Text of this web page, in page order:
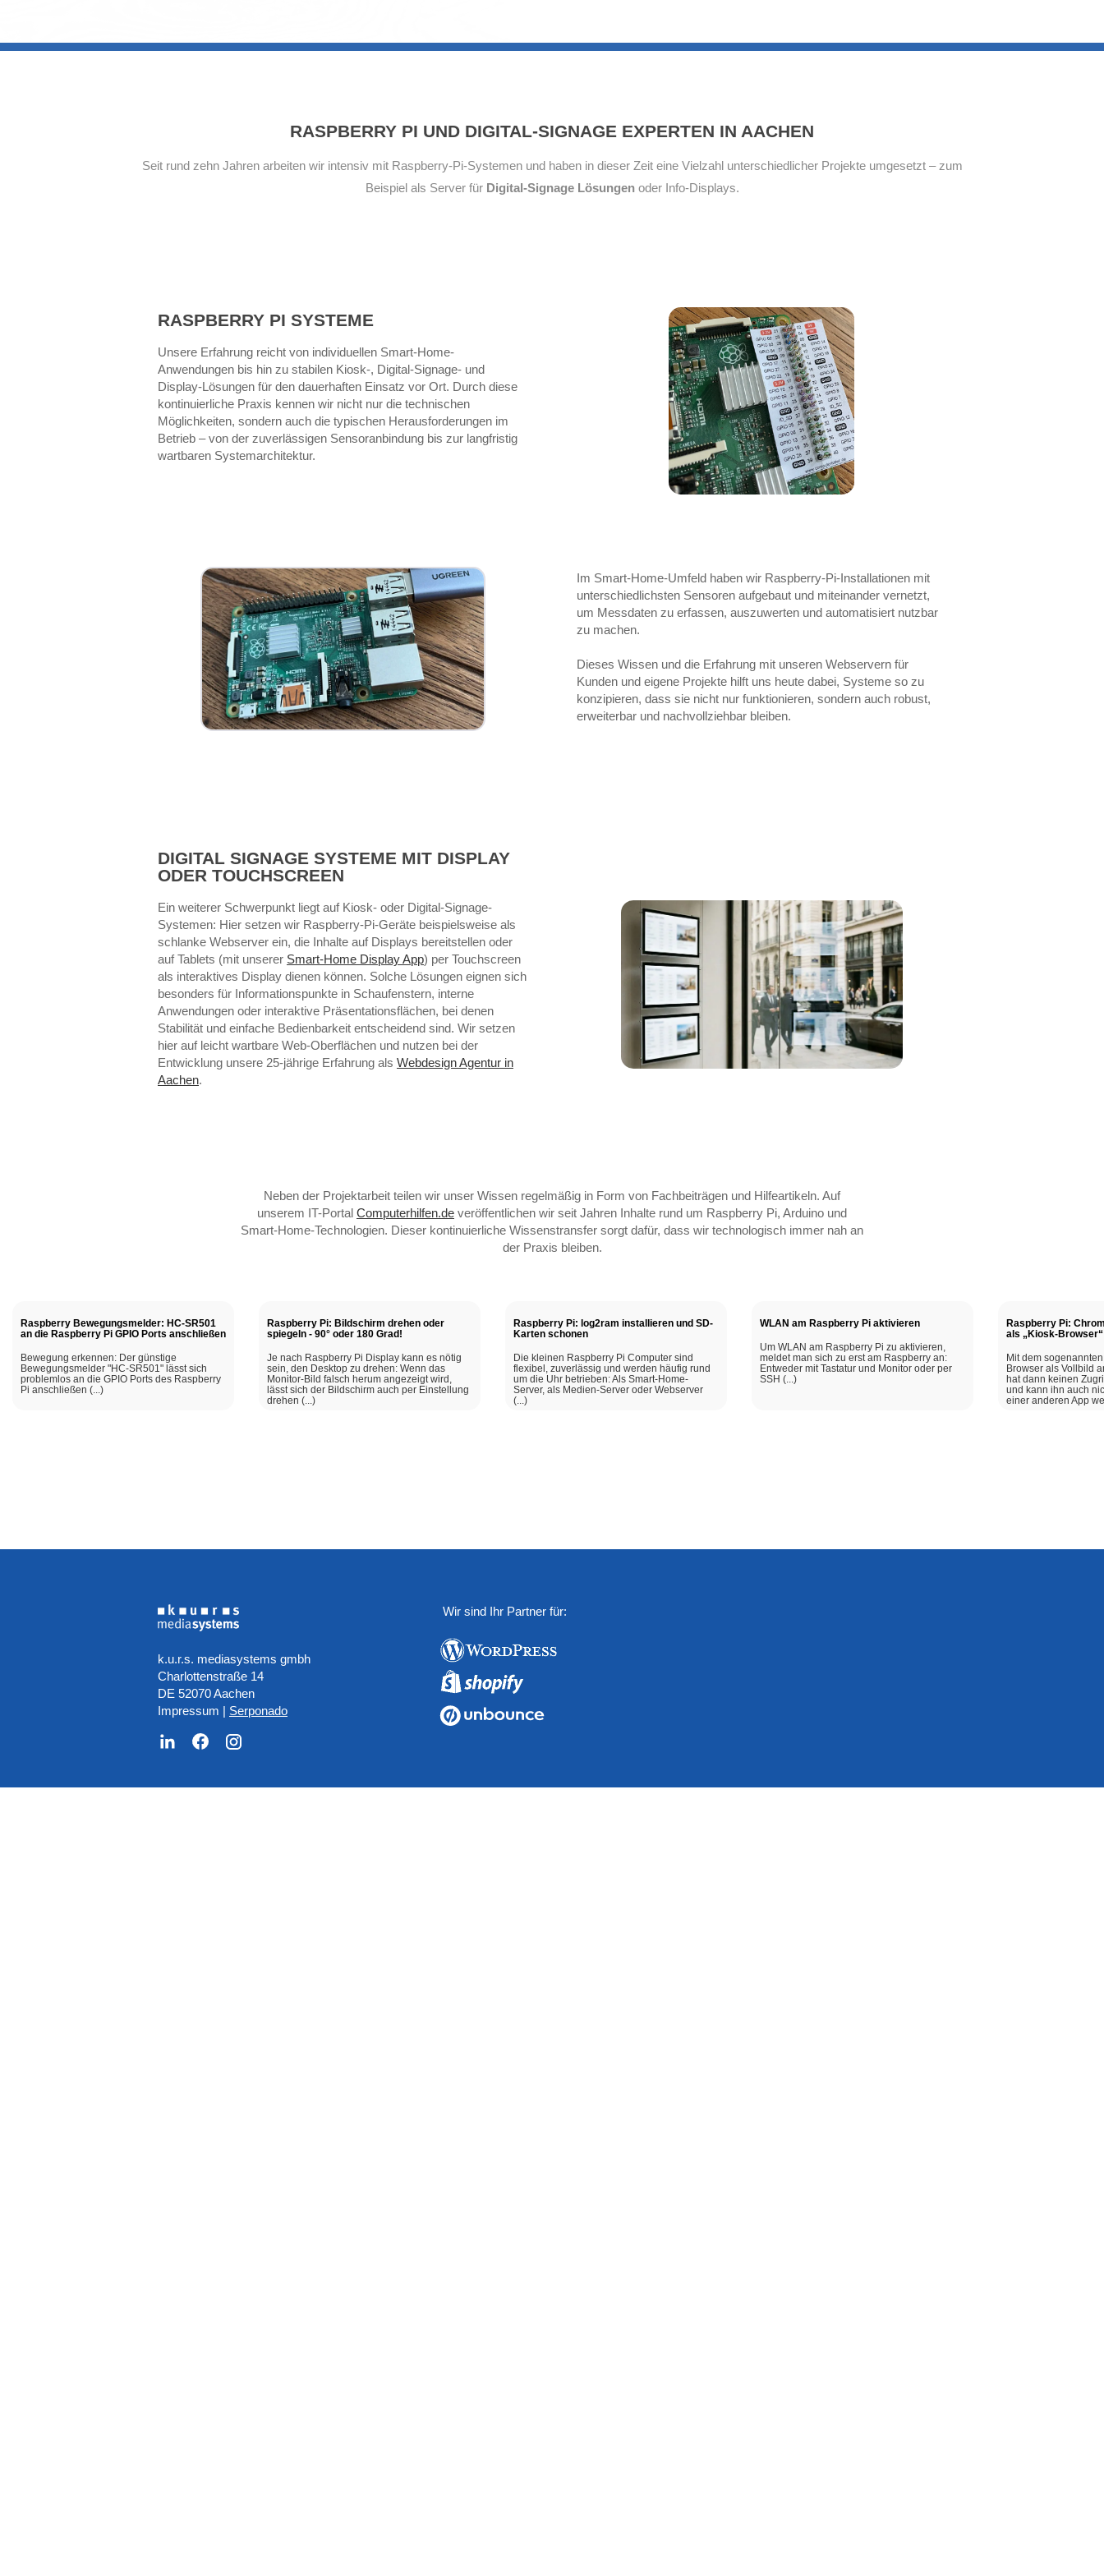
RASPBERRY PI UND DIGITAL-SIGNAGE EXPERTEN IN AACHEN
Seit rund zehn Jahren arbeiten wir intensiv mit Raspberry-Pi-Systemen und haben in dieser Zeit eine Vielzahl unterschiedlicher Projekte umgesetzt – zum
Beispiel als Server für Digital-Signage Lösungenoder Info-Displays.
RASPBERRY PI SYSTEME
Unsere Erfahrung reicht von individuellen Smart-Home-
Anwendungen bis hin zu stabilen Kiosk-, Digital-Signage- und
Display-Lösungen für den dauerhaften Einsatz vor Ort. Durch diese
kontinuierliche Praxis kennen wir nicht nur die technischen
Möglichkeiten, sondern auch die typischen Herausforderungen im
Betrieb – von der zuverlässigen Sensoranbindung bis zur langfristig
wartbaren Systemarchitektur.
Im Smart-Home-Umfeld haben wir Raspberry-Pi-Installationen mit
unterschiedlichsten Sensoren aufgebaut und miteinander vernetzt,
um Messdaten zu erfassen, auszuwerten und automatisiert nutzbar
zu machen.
Dieses Wissen und die Erfahrung mit unseren Webservern für
Kunden und eigene Projekte hilft uns heute dabei, Systeme so zu
konzipieren, dass sie nicht nur funktionieren, sondern auch robust,
erweiterbar und nachvollziehbar bleiben.
DIGITAL SIGNAGE SYSTEME MIT DISPLAY
ODER TOUCHSCREEN
Ein weiterer Schwerpunkt liegt auf Kiosk- oder Digital-Signage-
Systemen: Hier setzen wir Raspberry-Pi-Geräte beispielsweise als
schlanke Webserver ein, die Inhalte auf Displays bereitstellen oder
auf Tablets (mit unserer Smart-Home Display App) per Touchscreen
als interaktives Display dienen können. Solche Lösungen eignen sich
besonders für Informationspunkte in Schaufenstern, interne
Anwendungen oder interaktive Präsentationsflächen, bei denen
Stabilität und einfache Bedienbarkeit entscheidend sind. Wir setzen
hier auf leicht wartbare Web-Oberflächen und nutzen bei der
Entwicklung unsere 25-jährige Erfahrung als Webdesign Agentur in
Aachen.
Neben der Projektarbeit teilen wir unser Wissen regelmäßig in Form von Fachbeiträgen und Hilfeartikeln. Auf
unserem IT-Portal Computerhilfen.de veröffentlichen wir seit Jahren Inhalte rund um Raspberry Pi, Arduino und
Smart-Home-Technologien. Dieser kontinuierliche Wissenstransfer sorgt dafür, dass wir technologisch immer nah an
der Praxis bleiben.
Raspberry Bewegungsmelder: HC-SR501
an die Raspberry Pi GPIO Ports anschließen
Bewegung erkennen: Der günstige
Bewegungsmelder "HC-SR501" lässt sich
problemlos an die GPIO Ports des Raspberry
Pi anschließen (...)
Raspberry Pi: Bildschirm drehen oder
spiegeln - 90° oder 180 Grad!
Je nach Raspberry Pi Display kann es nötig
sein, den Desktop zu drehen: Wenn das
Monitor-Bild falsch herum angezeigt wird,
lässt sich der Bildschirm auch per Einstellung
drehen (...)
Raspberry Pi: log2ram installieren und SD-
Karten schonen
Die kleinen Raspberry Pi Computer sind
flexibel, zuverlässig und werden häufig rund
um die Uhr betrieben: Als Smart-Home-
Server, als Medien-Server oder Webserver
(...)
WLAN am Raspberry Pi aktivieren
Um WLAN am Raspberry Pi zu aktivieren,
meldet man sich zu erst am Raspberry an:
Entweder mit Tastatur und Monitor oder per
SSH (...)
Raspberry Pi:
als „Kiosk-Browser“
Mit dem
Browser als Vollbild
hat dann keinen
und kann ihn auch
einer anderen App
k.u.r.s. mediasystems gmbh
Charlottenstraße 14
DE 52070 Aachen
Impressum | Serponado
Wir sind Ihr Partner für: